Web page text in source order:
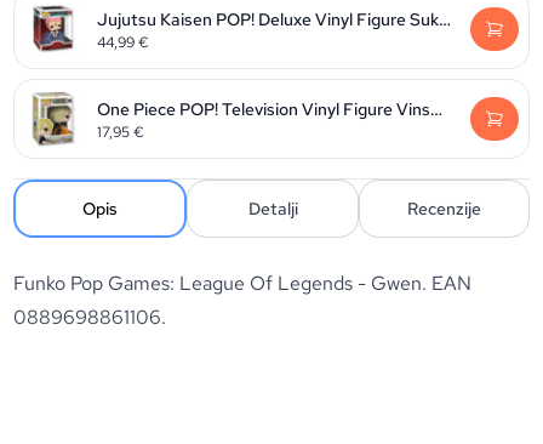
Jujutsu Kaisen POP! Deluxe Vinyl Figure Sukuna 9 cm
44,99€
One Piece POP! Television Vinyl Figure Vinsmoke Sanji 9 cm
17,95€
Opis Detalji Recenzije
Funko Pop Games: League Of Legends - Gwen. EAN
0889698861106.